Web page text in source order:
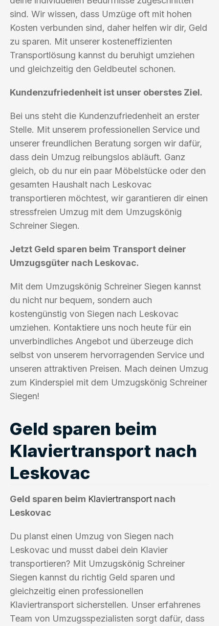
sind. Wir wissen, dass Umzüge oft mit hohen
Kosten verbunden sind, daher helfen wir dir, Geld
zu sparen. Mit unserer kosteneffizienten
Transportlösung kannst du beruhigt umziehen
und gleichzeitig den Geldbeutel schonen.
Kundenzufriedenheit ist unser oberstes Ziel.
Bei uns steht die Kundenzufriedenheit an erster
Stelle. Mit unserem professionellen Service und
unserer freundlichen Beratung sorgen wir dafür,
dass dein Umzug reibungslos abläuft. Ganz
gleich, ob du nur ein paar Möbelstücke oder den
gesamten Haushalt nach Leskovac
transportieren möchtest, wir garantieren dir einen
stressfreien Umzug mit dem Umzugskönig
Schreiner Siegen.
Jetzt Geld sparen beim Transport deiner
Umzugsgüter nach Leskovac.
Mit dem Umzugskönig Schreiner Siegen kannst
du nicht nur bequem, sondern auch
kostengünstig von Siegen nach Leskovac
umziehen. Kontaktiere uns noch heute für ein
unverbindliches Angebot und überzeuge dich
selbst von unserem hervorragenden Service und
unseren attraktiven Preisen. Mach deinen Umzug
zum Kinderspiel mit dem Umzugskönig Schreiner
Siegen!
Geld sparen beim
Klaviertransport nach
Leskovac
Geld sparen beim Klaviertransport nach
Leskovac
Du planst einen Umzug von Siegen nach
Leskovac und musst dabei dein Klavier
transportieren? Mit Umzugskönig Schreiner
Siegen kannst du richtig Geld sparen und
gleichzeitig einen professionellen
Klaviertransport sicherstellen. Unser erfahrenes
Team von Umzugsspezialisten sorgt dafür, dass